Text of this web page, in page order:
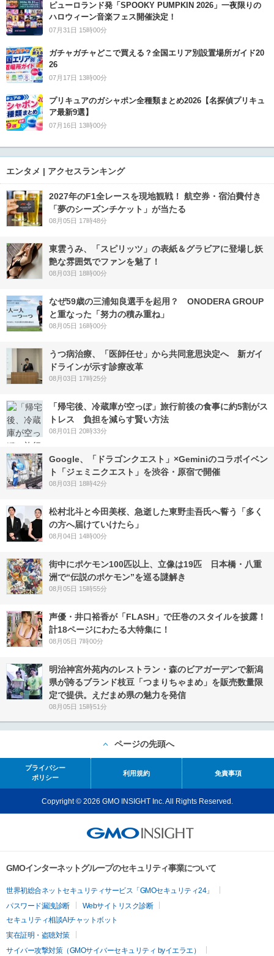
ピューロランド発「SPOOKY PUMPKIN 2026」一夜限りの
ハロウィーン音楽フェス開催決定！
07月31日 15時00分
ガチャガチャどこで買える？全国エリア別設置場所ガイド20
26
07月17日 13時00分
プリキュアのガシャポン全種類まとめ2026【名探偵プリキュ
ア最新9選】
07月16日 13時00分
エンタメ | アクセスランキング
2027年のF1全レースを現地観戦！ 航空券・宿泊費付き
「夢のシーズンチケット」が当たる
08月05日 17時48分
東雲うみ、「スピリッツ」の表紙＆グラビアに登場し妖
艶な雰囲気でファンを魅了！
08月03日 18時00分
なぜ59歳の三浦知良選手を起用？ ONODERA GROUP
と重なった「努力の積み重ね」
08月05日 16時00分
うつ病治療、「医師任せ」から共同意思決定へ 新ガイ
ドラインが示す診療改革
08月03日 17時25分
「帰宅後、冷蔵庫が空っぽ」旅行前後の食事に約5割がス
トレス 負担を減らす賢い方法
08月01日 20時33分
Google、「ドラゴンクエスト」×Geminiのコラボイベン
ト「ジェミニクエスト」を渋谷・原宿で開催
08月03日 18時42分
松村北斗と今田美桜、急逝した東野圭吾氏へ誓う「多く
の方へ届けていけたら」
08月04日 14時00分
街中にポケモン100匹以上、立像は19匹 日本橋・八重
洲で“伝説のポケモン”を巡る謎解き
08月05日 15時55分
声優・井口裕香が「FLASH」で圧巻のスタイルを披露！
計18ページにわたる大特集に！
08月05日 7時00分
明治神宮外苑内のレストラン・森のビアガーデンで新潟
県が誇るブランド枝豆「つまりちゃまめ」を販売数量限
定で提供。えだまめ県の魅力を発信
08月05日 15時51分
ページの先頭へ
プライバシー
ポリシー
利用規約 免責事項
Copyright © 2026 GMO INSIGHT Inc. All Rights Reserved.
GMOインターネットグループのセキュリティ事業について
世界初総合ネットセキュリティサービス「GMOセキュリティ24」
パスワード漏洩診断
Webサイトリスク診断
セキュリティ相談AIチャットボット
実在証明・盗聴対策
サイバー攻撃対策（GMOサイバーセキュリティ byイエラエ）